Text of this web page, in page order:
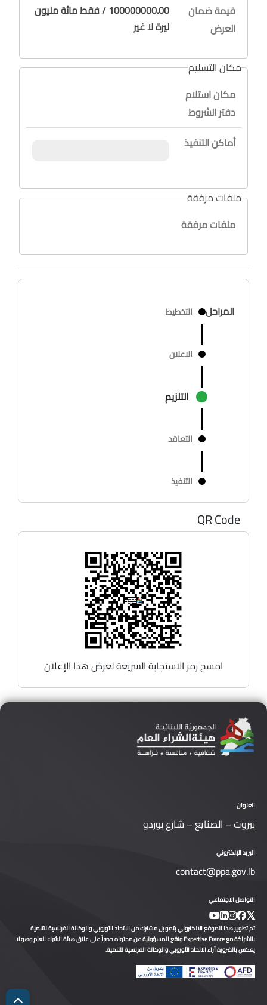
قيمة ضمان
العرض
100000000.00 / فقط مائة مليون
ليرة لا غير
مكان التسليم
مكان استلام
دفتر الشروط
أماكن التنفيذ
ملفات مرفقة
ملفات مرفقة
المراحل التخطيط
الاعلان
التلزيم
التعاقد
التنفيذ
QR Code
امسح رمز الاستجابة السريعة لعرض هذا الإعلان
العنوان
بيروت – الصنايع – شارع بوردو
البريد الإلكتروني
contact@ppa.gov.lb
التواصل الاجتماعي
تم تطوير هذا الموقع الالكتروني بتمويل مشترك من الاتحاد الأوروبي والوكالة الفرنسية للتنمية
بالشراكة مع Expertise France وتقع المسؤولية عن محتواه حصراً على عاتق هيئة الشراء العام وهو لا
يعكس بالضرورة آراء الاتحاد الأوروبي والوكالة الفرنسية للتنمية.